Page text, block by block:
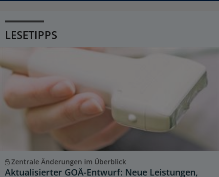
LESETIPPS
Zentrale Änderungen im Überblick
Aktualisierter GOÄ-Entwurf: Neue Leistungen,